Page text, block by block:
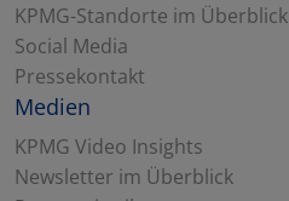
KPMG-Standorte im Überblick
Social Media
Pressekontakt
Medien
KPMG Video Insights
Newsletter im Überblick